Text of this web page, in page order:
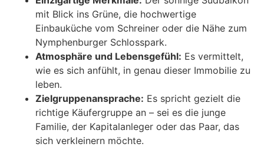
mit Blick ins Grüne, die hochwertige
Einbauküche vom Schreiner oder die Nähe zum
Nymphenburger Schlosspark.
Atmosphäre und Lebensgefühl: Es vermittelt,
wie es sich anfühlt, in genau dieser Immobilie zu
leben.
Zielgruppenansprache: Es spricht gezielt die
richtige Käufergruppe an – sei es die junge
Familie, der Kapitalanleger oder das Paar, das
sich verkleinern möchte.